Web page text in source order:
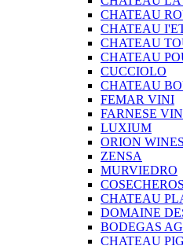
CHATEAU
CHATEAU
CHATEAU
CHATEAU
CUCCIOLO
CHATEAU
FEMAR VINI
FARNESE
LUXIUM
ORION WINES
ZENSA
MURVIEDRO
CHATEAU
DOMAINE
BODEGAS
CHATEAU